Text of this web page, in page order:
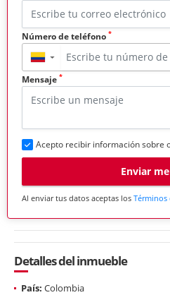
Número de teléfono *
▼
Mensaje *
Acepto recibir información sobre
Enviar
Al enviar tus datos aceptas los Términos
Detalles del inmueble
País: Colombia